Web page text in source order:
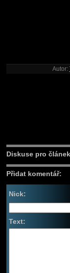
Autor:
Diskuse pro
Přidat komentář:
Nick:
Text: